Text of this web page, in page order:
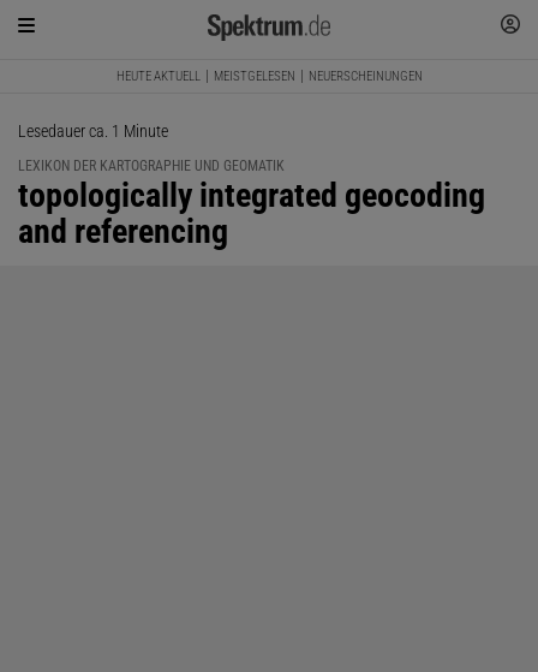
HEUTE AKTUELL MEISTGELESEN NEUERSCHEINUNGEN
Lesedauer ca. 1 Minute
LEXIKON DER KARTOGRAPHIE UND GEOMATIK
:
topologically integrated geocoding
and referencing